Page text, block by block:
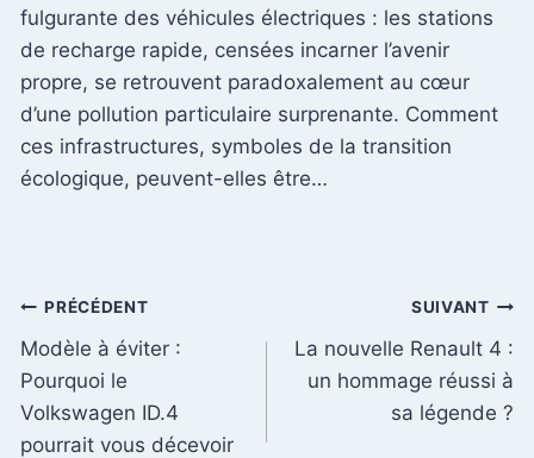
fulgurante des véhicules électriques : les stations
de recharge rapide, censées incarner l’avenir
propre, se retrouvent paradoxalement au cœur
d’une pollution particulaire surprenante. Comment
ces infrastructures, symboles de la transition
écologique, peuvent-elles être…
Navigation
de
l’article
PRÉCÉDENT
Modèle à éviter :
Pourquoi le
Volkswagen ID.4
pourrait vous décevoir
SUIVANT
La nouvelle Renault 4 :
un hommage réussi à
sa légende ?